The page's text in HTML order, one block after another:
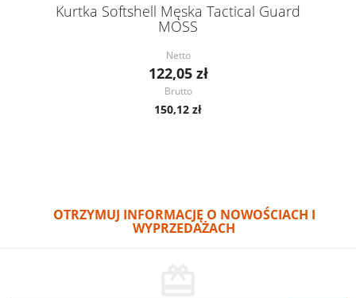
Kurtka Softshell Męska Tactical Guard
MOSS
Netto
122,05 zł
Brutto
150,12 zł
OTRZYMUJ INFORMACJĘ O NOWOŚCIACH I
WYPRZEDAŻACH